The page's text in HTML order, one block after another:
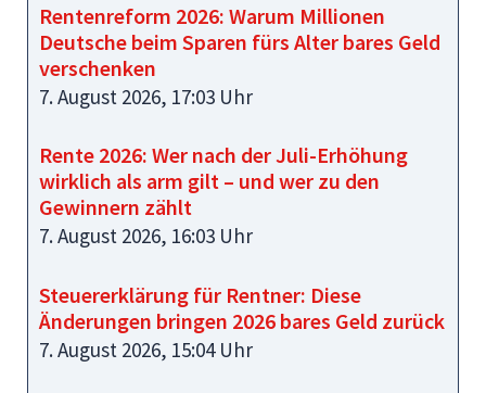
Rentenreform 2026: Warum Millionen
Deutsche beim Sparen fürs Alter bares Geld
verschenken
7. August 2026, 17:03 Uhr
Rente 2026: Wer nach der Juli-Erhöhung
wirklich als arm gilt – und wer zu den
Gewinnern zählt
7. August 2026, 16:03 Uhr
Steuererklärung für Rentner: Diese
Änderungen bringen 2026 bares Geld zurück
7. August 2026, 15:04 Uhr